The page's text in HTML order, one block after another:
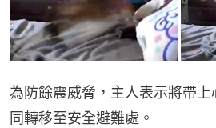
為防餘震威脅，主人表示將帶
同轉移至安全避難處。